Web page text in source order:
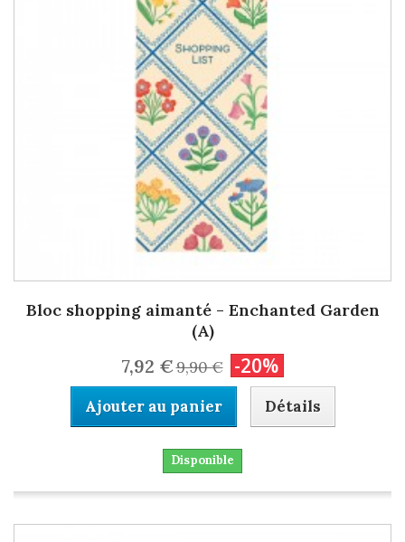
Bloc shopping aimanté - Enchanted Garden
(A)
7,92 €9,90 € -20%
Ajouter au panier Détails
Disponible